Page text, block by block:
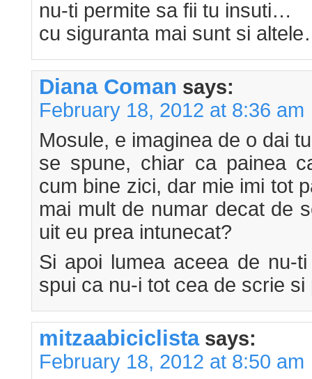
nu-ti permite sa fii tu insuti…
cu siguranta mai sunt si
Diana Coman says:
February 18, 2012 at 8:36 am
Mosule, e imaginea de o dai
se spune, chiar ca painea
cum bine zici, dar mie imi tot
mai mult de numar decat de
uit eu prea intunecat?
Si apoi lumea aceea de nu-
spui ca nu-i tot cea de scrie si
mitzaabiciclista says:
February 18, 2012 at 8:50 am